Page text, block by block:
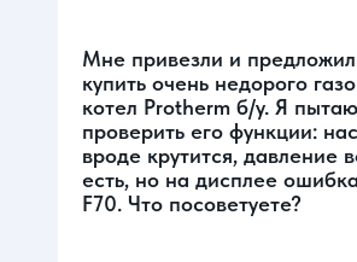
Мне привезли и
купить очень недорого
котел Protherm б/у. Я
проверить его функции:
вроде крутится, давление
есть, но на дисплее ошибка
F70. Что посоветуете?